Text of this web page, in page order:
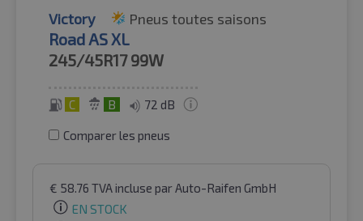
Victory Pneus toutes saisons
Road AS XL
245/45R17 99W
C B 72 dB
Comparer les pneus
€ 58.76 TVA incluse par Auto-Raifen GmbH
EN STOCK